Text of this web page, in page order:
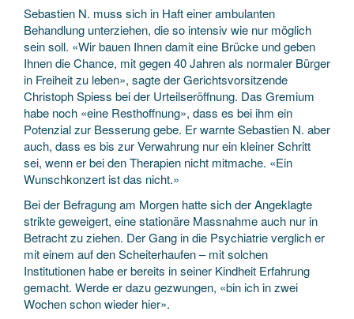
Sebastien N. muss sich in Haft einer ambulanten
Behandlung unterziehen, die so intensiv wie nur möglich
sein soll. «Wir bauen Ihnen damit eine Brücke und geben
Ihnen die Chance, mit gegen 40 Jahren als normaler Bürger
in Freiheit zu leben», sagte der Gerichtsvorsitzende
Christoph Spiess bei der Urteilseröffnung. Das Gremium
habe noch «eine Resthoffnung», dass es bei ihm ein
Potenzial zur Besserung gebe. Er warnte Sebastien N. aber
auch, dass es bis zur Verwahrung nur ein kleiner Schritt
sei, wenn er bei den Therapien nicht mitmache. «Ein
Wunschkonzert ist das nicht.»
Bei der Befragung am Morgen hatte sich der Angeklagte
strikte geweigert, eine stationäre Massnahme auch nur in
Betracht zu ziehen. Der Gang in die Psychiatrie verglich er
mit einem auf den Scheiterhaufen – mit solchen
Institutionen habe er bereits in seiner Kindheit Erfahrung
gemacht. Werde er dazu gezwungen, «bin ich in zwei
Wochen schon wieder hier».